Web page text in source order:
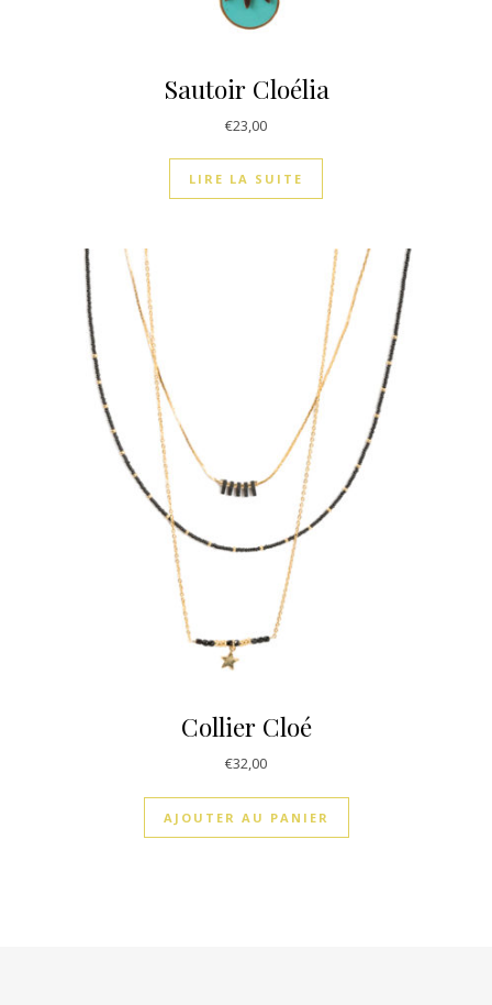
Sautoir Cloélia
€23,00
LIRE LA SUITE
Collier Cloé
€32,00
AJOUTER AU PANIER